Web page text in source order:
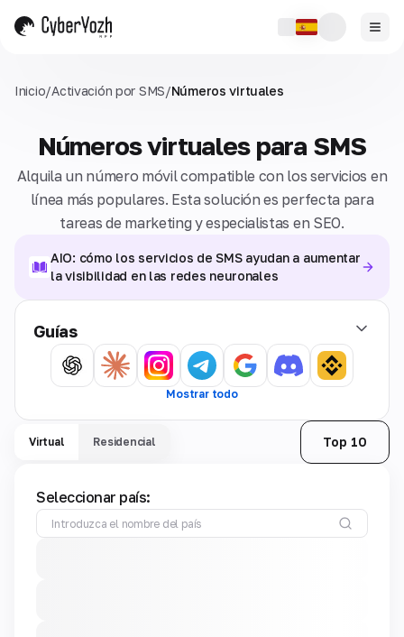
Inicio/Activación por SMS/Números virtuales
Números virtuales para SMS
Alquila un número móvil compatible con los servicios en
línea más populares. Esta solución es perfecta para
tareas de marketing y especialistas en SEO.
AIO: cómo los servicios de SMS ayudan a aumentar
la visibilidad en las redes neuronales
Guías
Mostrar todo
Virtual Residencial Top 10
Seleccionar país: